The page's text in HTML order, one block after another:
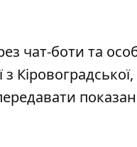
чат-боти та